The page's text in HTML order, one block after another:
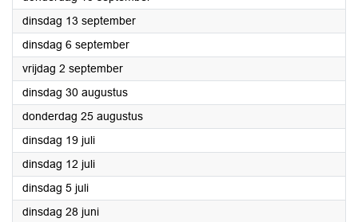
dinsdag 13 september2022
dinsdag 6 september2022
vrijdag 2 september2022
dinsdag 30 augustus2022
donderdag 25 augustus2022
dinsdag 19 juli2022
dinsdag 12 juli2022
dinsdag 5 juli2022
dinsdag 28 juni2022